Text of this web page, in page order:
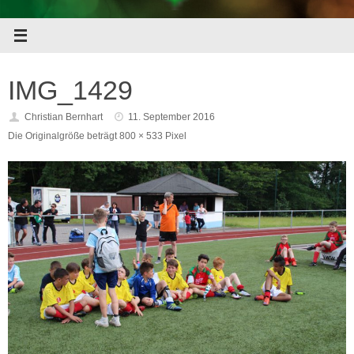
IMG_1429
Christian Bernhart
11. September 2016
Die Originalgröße beträgt800 × 533 Pixel